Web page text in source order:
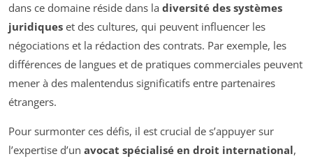
dans ce domaine réside dans la diversité des systèmes
juridiques et des cultures, qui peuvent influencer les
négociations et la rédaction des contrats. Par exemple, les
différences de langues et de pratiques commerciales peuvent
mener à des malentendus significatifs entre partenaires
étrangers.
Pour surmonter ces défis, il est crucial de s’appuyer sur
l’expertise d’un avocat spécialisé en droit international,